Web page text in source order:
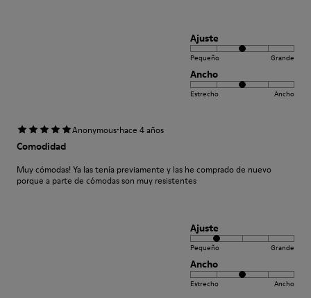
Ajuste
Pequeño Grande
Ancho
Estrecho Ancho
Anonymous·hace 4 años
Comodidad
Muy cómodas! Ya las tenía previamente y las he comprado de nuevo
porque a parte de cómodas son muy resistentes
Ajuste
Pequeño Grande
Ancho
Estrecho Ancho